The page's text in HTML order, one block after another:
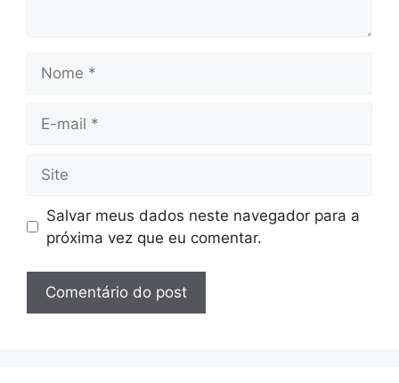
mail
Salvar meus dados neste navegador para a
próxima vez que eu comentar.